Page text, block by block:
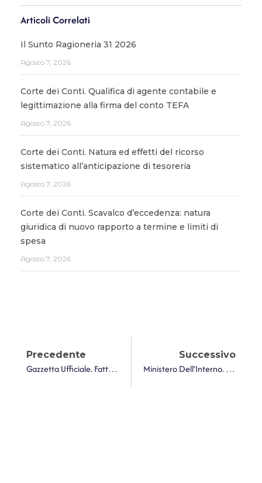
Articoli Correlati
Il Sunto Ragioneria 31 2026
Agosto 7, 2026
Corte dei Conti. Qualifica di agente contabile e
legittimazione alla firma del conto TEFA
Agosto 7, 2026
Corte dei Conti. Natura ed effetti del ricorso
sistematico all’anticipazione di tesoreria
Agosto 7, 2026
Corte dei Conti. Scavalco d’eccedenza: natura
giuridica di nuovo rapporto a termine e limiti di
spesa
Agosto 7, 2026
Precedente
Gazzetta Ufficiale. Fatturazione Elettronica Obbligatoria Prorogata Fino Al 31 Dicembre 2027
Successivo
Ministero Dell’Interno. Differimento Termine Deliberazione Del Bilancio Di Previsione 2025/2027 Degli Enti Locali